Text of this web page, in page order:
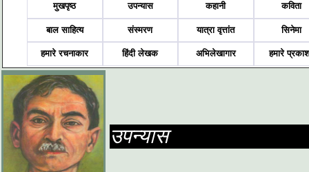
मुखपृष्ठ उपन्यास कहानी कविता
बाल साहित्य संस्मरण यात्रा वृत्तांत सिनेमा
हमारे रचनाकार हिंदी लेखक अभिलेखागार हमारे
उपन्यास